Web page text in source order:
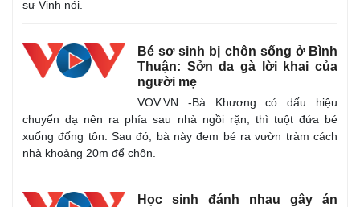
Thế giới
Multimedia
sư Vinh nói.
Bé sơ sinh bị chôn sống ở Bình
Thuận: Sởn da gà lời khai của
người mẹ
VOV.VN -Bà Khương có dấu hiệu
chuyển dạ nên ra phía sau nhà ngồi rặn, thì tuột đứa bé
xuống đống tôn. Sau đó, bà này đem bé ra vườn tràm cách
nhà khoảng 20m để chôn.
Học sinh đánh nhau gây án